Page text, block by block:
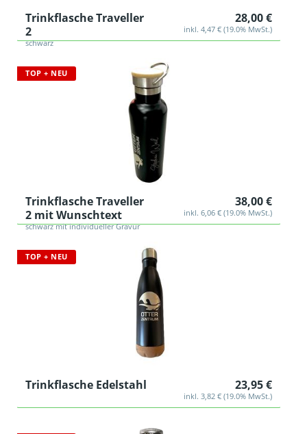
Trinkflasche Traveller
2
schwarz
28,00 €
inkl. 4,47 € (19.0% MwSt.)
TOP + NEU
Trinkflasche Traveller
2 mit Wunschtext
schwarz mit individueller Gravur
38,00 €
inkl. 6,06 € (19.0% MwSt.)
TOP + NEU
Trinkflasche Edelstahl 23,95 €
inkl. 3,82 € (19.0% MwSt.)